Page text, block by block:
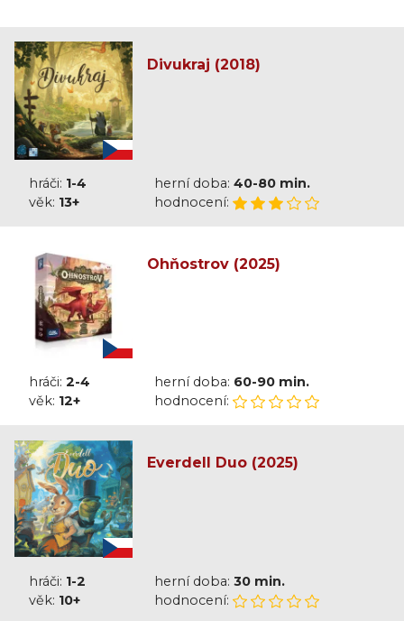
Divukraj (2018)
hráči: 1-4 herní doba: 40-80 min.
věk: 13+ hodnocení:
Ohňostrov (2025)
hráči: 2-4 herní doba: 60-90 min.
věk: 12+ hodnocení:
Everdell Duo (2025)
hráči: 1-2 herní doba: 30 min.
věk: 10+ hodnocení: